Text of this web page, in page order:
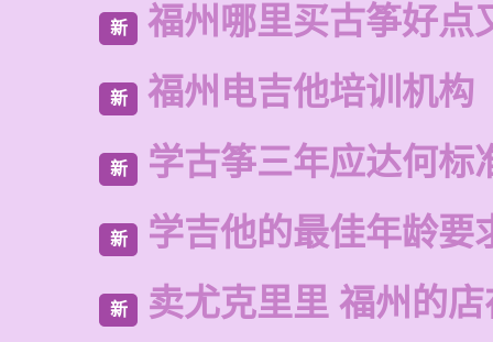
新 福州哪里买古筝好点
新 福州电吉他培训机构
新 学古筝三年应达何标
新 学吉他的最佳年龄要
新 卖尤克里里 福州的